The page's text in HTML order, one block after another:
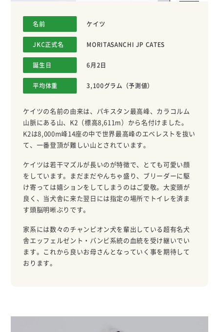
名前 ケイツ
JKC正式名 MORITASANCHI JP CATES
誕生日 6月2日
平均体重 3,100グラム（予測値）
ケイツの名前の由来は、パキスタン最高峰、カラコルム
山脈にある山、K2（標高8,611m）から名付けました。
K2は8,000m峰14座の中で世界最高峰のエベレストを抜い
て、一番登頂が難しい山とされています。
ケイツは若干マズルが長いのが特徴で、とても可愛い顔
をしています。まだまだやんちゃ盛り、ブリーダーに駆
け寄っては嬉ションをしてしまうのはご愛敬。大変頭が
良く、当犬舎に来た翌日には指定の場所でトイレを済ま
す頭脳明晰ぶりです。
家系には数々のチャンピオン犬を輩出している超有名犬
舎エッフェルゼント・バンビ系統の血統を受け継いでい
ます。これから良いお母さんとなっていく事を期待して
おります。